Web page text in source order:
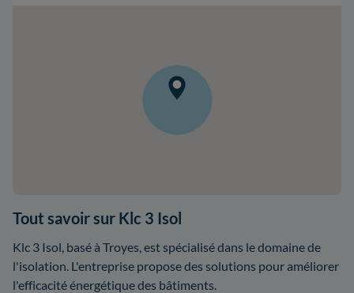
Tout savoir sur Klc 3 Isol
Klc 3 Isol, basé à Troyes, est spécialisé dans le domaine de
l'isolation. L'entreprise propose des solutions pour améliorer
l'efficacité énergétique des bâtiments.